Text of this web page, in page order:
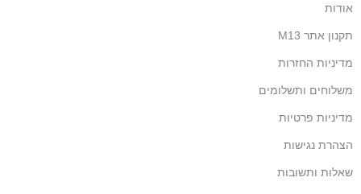
אודות
תקנון אתר M13
מדיניות החזרות
משלוחים ותשלומים
מדיניות פרטיות
הצהרת נגישות
שאלות ותשובות